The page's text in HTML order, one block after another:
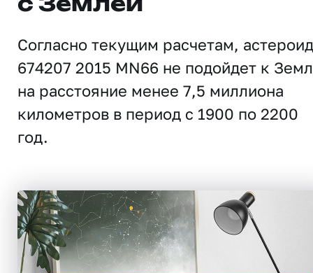
с Землей
Согласно текущим расчетам, астероид
674207 2015 MN66 не подойдет к
на расстояние менее 7,5 миллиона
километров в период с 1900 по 2200
год.